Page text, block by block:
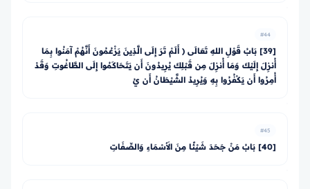
#44
[39] بَابُ قَوْلِ اللهِ تَعَالَى ﴿ أَلَمْ تَرَ إِلَى الَّذِينَ يَزْعُمُونَ أَنَّهُمْ آمَنُوا بِمَا
أُنزِلَ إِلَيْكَ وَمَا أُنزِلَ مِن قَبْلِكَ يُرِيدُونَ أَن يَتَحَاكَمُوا إِلَى الطَّاغُوتِ وَقَدْ
أُمِرُوا أَن يَكْفُرُوا بِهِ وَيُرِيدُ الشَّيْطَانُ أَن يُ
#45
[40] بَابُ مَنْ جَحَدَ شَيْئًا مِنَ الأَسْمَاءِ وَالصِّفَاتِ